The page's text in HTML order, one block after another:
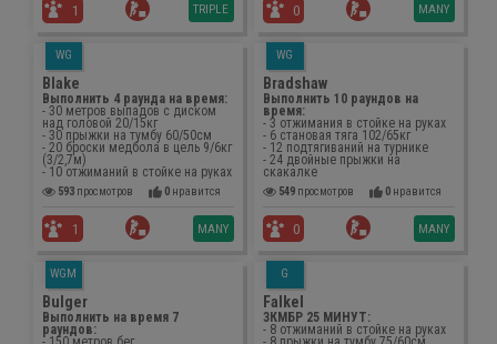
1 TRIPLE 0 MANY
WG
Blake
Выполнить 4 раунда на время:
- 30 метров выпадов с диском
над головой 20/15кг
- 30 прыжки на тумбу 60/50см
- 20 броски медбола в цель 9/6кг
(3/2,7м)
- 10 отжиманий в стойке на руках
593просмотров 0нравится
1 MANY
WG
Bradshaw
Выполнить 10 раундов на
время:
- 3 отжимания в стойке на руках
- 6 становая тяга 102/65кг
- 12 подтягиваний на турнике
- 24 двойные прыжки на
скакалке
549просмотров 0нравится
0 MANY
WGM
Bulger
Выполнить на время 7
раундов:
G
Falkel
ЗКМБР 25 МИНУТ:
- 8 отжиманий в стойке на руках